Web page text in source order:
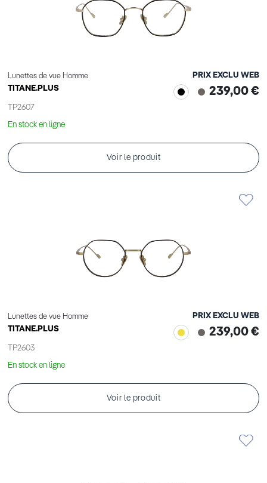
Lunettes de vue Homme
TITANE.PLUS
TP2607
PRIX EXCLU WEB
239,00 €
En stock en ligne
Voir le produit
Lunettes de vue Homme
TITANE.PLUS
TP2603
PRIX EXCLU WEB
239,00 €
En stock en ligne
Voir le produit